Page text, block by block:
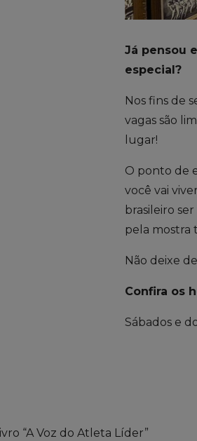
Já pensou
especial?
Nos fins de
vagas são
lugar!
O ponto de
você vai
brasileiro
pela mostra
Não deixe
Confira os
Sábados e
“A Voz do Atleta Líder”